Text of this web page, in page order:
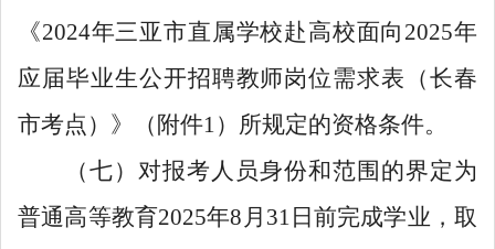
《2024年三亚市直属学校赴高校面向2025年
应届毕业生公开招聘教师岗位需求表（长春
市考点）》（附件1）所规定的资格条件。
（七）对报考人员身份和范围的界定为
普通高等教育2025年8月31日前完成学业，取